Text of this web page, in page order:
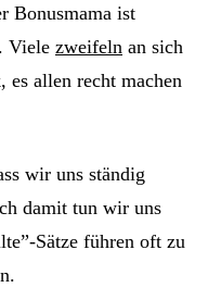
Bonusmama ist
Viele zweifeln an sich
es allen recht machen
wir uns ständig
damit tun wir uns
Sätze führen oft zu